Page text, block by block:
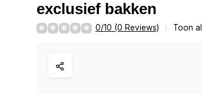
exclusief bakken
0/10 (0 Reviews) Toon